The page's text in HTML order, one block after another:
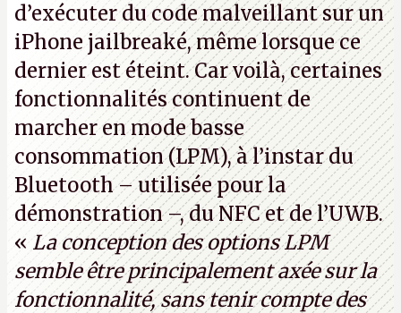
d’exécuter du code malveillant sur un
iPhone jailbreaké, même lorsque ce
dernier est éteint. Car voilà, certaines
fonctionnalités continuent de
marcher en mode basse
consommation (LPM), à l’instar du
Bluetooth – utilisée pour la
démonstration –, du NFC et de l’UWB.
« La conception des options LPM
semble être principalement axée sur la
fonctionnalité, sans tenir compte des